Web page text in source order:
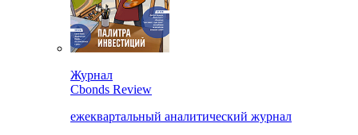
Журнал
Cbonds Review
ежеквартальный аналитический журнал